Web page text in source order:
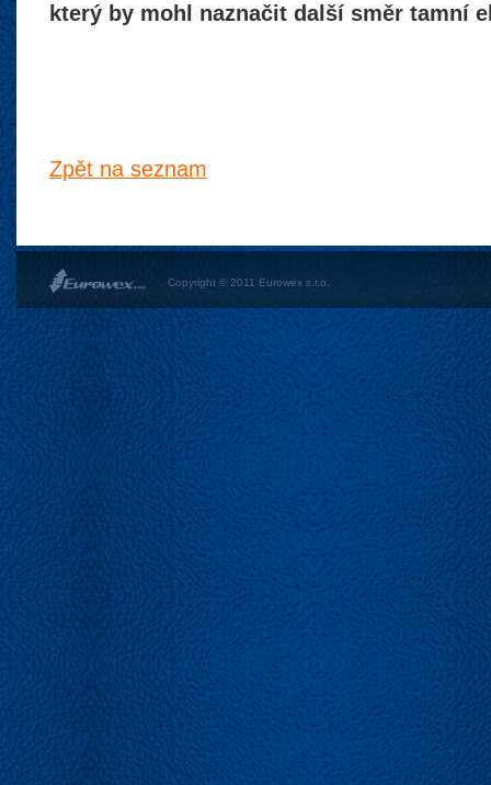
který by mohl naznačit další směr tamní
Zpět na seznam
Copyright © 2011 Eurowex s.r.o.